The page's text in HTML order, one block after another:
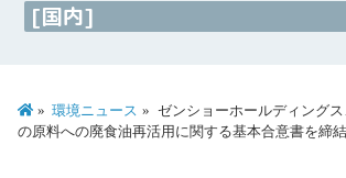
[国内]
環境ニュース
ゼンショーホールディング
の原料への廃食油再活用に関する基本合意書を締結